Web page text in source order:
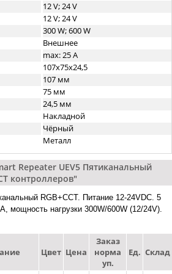
12 V; 24 V
12 V; 24 V
300 W; 600 W
Внешнее
max: 25 A
107х75х24,5
107 мм
75 мм
24,5 мм
Накладной
Чёрный
Металл
Repeater UEV5 Пятиканальный
контроллеров"
RGB+CCT. Питание 12-24VDC. 5
мощность нагрузки 300W/600W (12/24V).
Цвет Цена
Заказ
норма
уп.
Ед. Склад